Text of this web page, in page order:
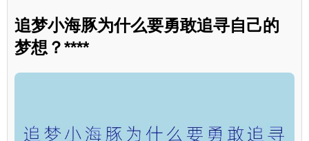
追梦小海豚为什么要勇敢追寻自己的
梦想？****